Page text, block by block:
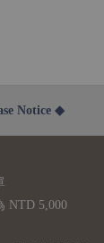
Notice ◆
NTD 5,000